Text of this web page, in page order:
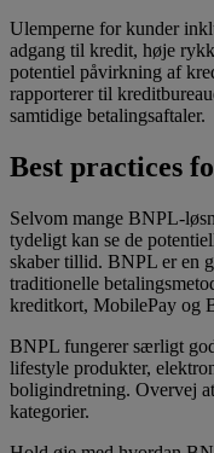
Ulemperne for kunder
adgang til kredit, høje
potentiel påvirkning af
rapporterer til
samtidige betalingsaftaler.
Best practices
Selvom mange BNPL-
tydeligt kan se de
skaber tillid. BNPL er en
traditionelle
kreditkort, MobilePay og
BNPL fungerer særligt
lifestyle produkter,
boligindretning. Overvej
kategorier.